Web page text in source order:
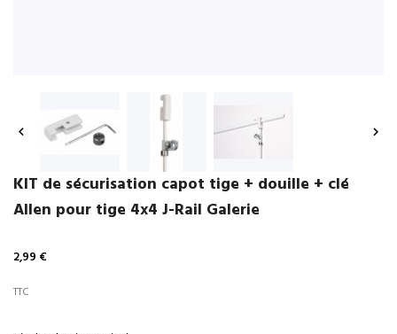
 
KIT de sécurisation capot tige + douille + clé
Allen pour tige 4x4 J-Rail Galerie
2,99 €
TTC